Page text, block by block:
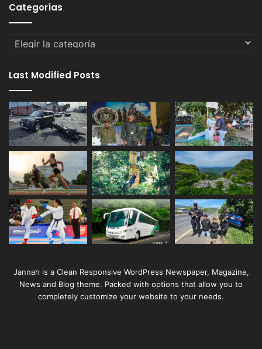
Categorías
Categorías
Last Modified Posts
Jannah is a Clean Responsive WordPress Newspaper, Magazine,
News and Blog theme. Packed with options that allow you to
completely customize your website to your needs.